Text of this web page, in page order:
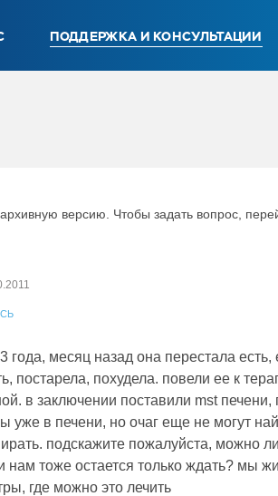
ПОДДЕРЖКА И КОНСУЛЬТАЦИИ
версию. Чтобы задать вопрос,
месяц назад она перестала есть,
постарела, похудела. повели ее к
в заключении поставили mst печени,
уже в печени, но очаг еще не могут
подскажите пожалуйста, можно
нам тоже остается только ждать? мы
где можно это лечить